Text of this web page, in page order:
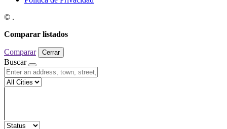
© .
Comparar listados
Comparar Cerrar
Buscar